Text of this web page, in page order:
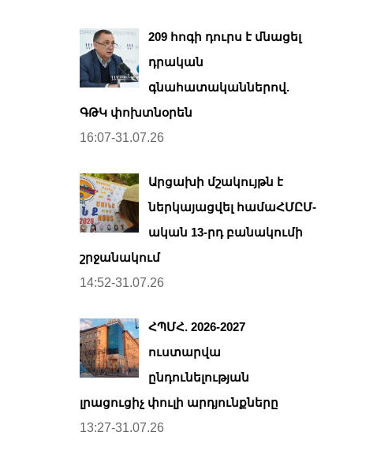
209 հոգի դուրս է մնացել
դրական
գնահատականներով.
ԳԹԿ փոխտնօրեն
16:07-31.07.26
Արցախի մշակույթն է
ներկայացվել համաՀՄԸՄ-
ական 13-րդ բանակումի
շրջանակում
14:52-31.07.26
ՀՊՄՀ. 2026-2027
ուստարվա
ընդունելության
լրացուցիչ փուլի արդյունքները
13:27-31.07.26